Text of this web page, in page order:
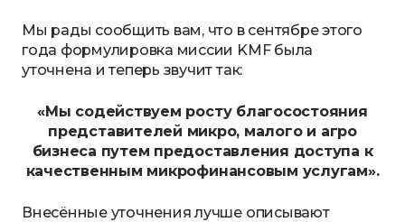
Мы рады сообщить вам, что в сентябре этого
года формулировка миссии KMF была
уточнена и теперь звучит так:
«Мы содействуем росту благосостояния
представителей микро, малого и агро
бизнеса путем предоставления доступа к
качественным микрофинансовым услугам».
Внесённые уточнения лучше описывают